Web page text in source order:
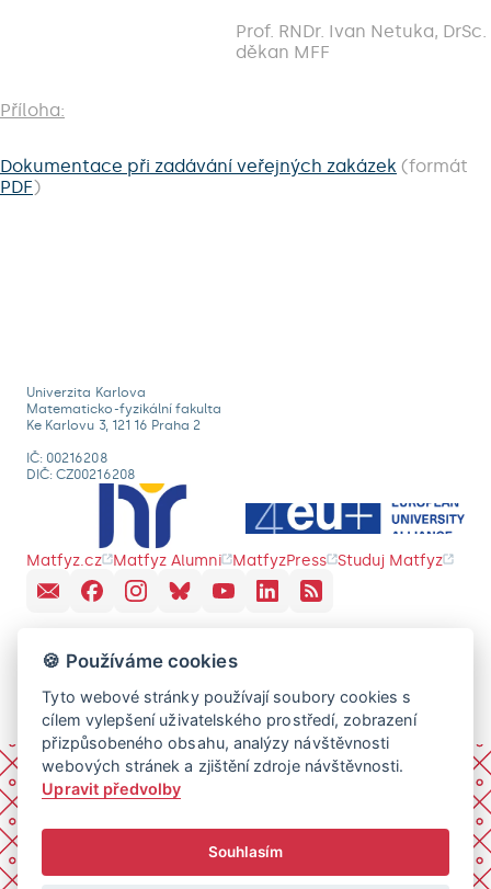
Prof. RNDr. Ivan Netuka, DrSc.
děkan MFF
Příloha:
Dokumentace při zadávání veřejných zakázek (formát
PDF)
Univerzita Karlova
Matematicko-fyzikální fakulta
Ke Karlovu 3, 121 16 Praha 2
IČ: 00216208
DIČ: CZ00216208
Matfyz.cz Matfyz Alumni MatfyzPress Studuj Matfyz
🍪 Používáme cookies
Tyto webové stránky používají soubory cookies s
cílem vylepšení uživatelského prostředí, zobrazení
přizpůsobeného obsahu, analýzy návštěvnosti
webových stránek a zjištění zdroje návštěvnosti.
Upravit předvolby
Souhlasím